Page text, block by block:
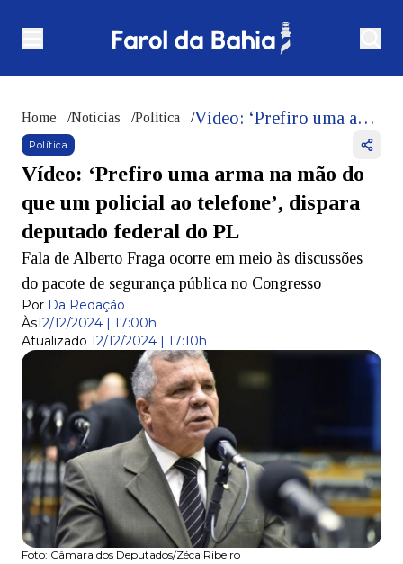
Home /Notícias /Política / Vídeo: ‘Prefiro uma arma na mão do que um policial ao telefone’, dispara deputado federal do PL
Política
Vídeo: ‘Prefiro uma arma na mão do
que um policial ao telefone’, dispara
deputado federal do PL
Fala de Alberto Fraga ocorre em meio às discussões
do pacote de segurança pública no Congresso
Por Da Redação
Às12/12/2024 | 17:00h
Atualizado 12/12/2024 | 17:10h
Foto: Câmara dos Deputados/Zéca Ribeiro